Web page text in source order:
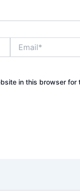
in this browser for